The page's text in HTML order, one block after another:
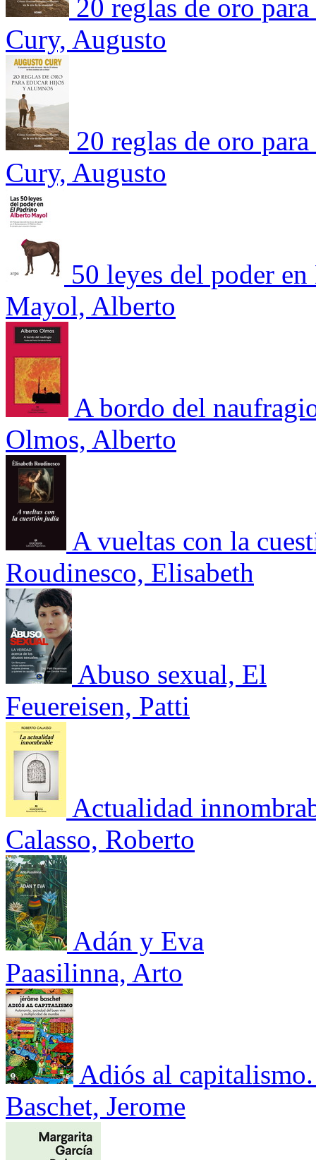
20 reglas de oro
Cury, Augusto
20 reglas de oro
Cury, Augusto
50 leyes del poder
Mayol, Alberto
A bordo del
Olmos, Alberto
A vueltas con la
Roudinesco, Elisabeth
Abuso sexual, El
Feuereisen, Patti
Actualidad
Calasso, Roberto
Adán y Eva
Paasilinna, Arto
Adiós al
Baschet, Jerome